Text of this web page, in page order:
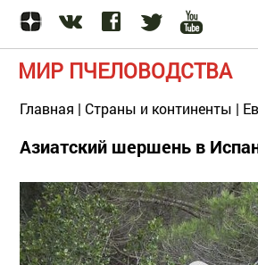
МИР ПЧЕЛОВОДСТВА
Главная | Страны и континенты |
Азиатский шершень в